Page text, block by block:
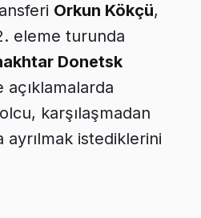
Orkun Kökçü,
eleme turunda
Donetsk
açıklamalarda
karşılaşmadan
ayrılmak istediklerini